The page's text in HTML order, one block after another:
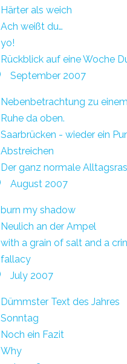
Härter als weich
Ach weißt du…
yo!
Rückblick auf eine Woche
September 2007
Nebenbetrachtung zu
Ruhe da oben.
Saarbrücken - wieder ein
Abstreichen
Der ganz normale
August 2007
burn my shadow
Neulich an der Ampel
with a grain of salt and a
fallacy
July 2007
Dümmster Text des Jahres
Sonntag
Noch ein Fazit
Why